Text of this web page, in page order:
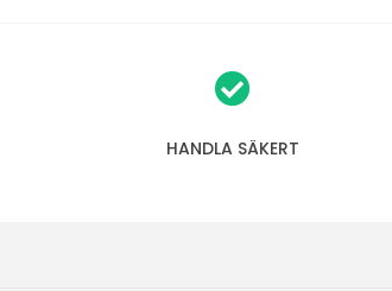
HANDLA SÄKERT